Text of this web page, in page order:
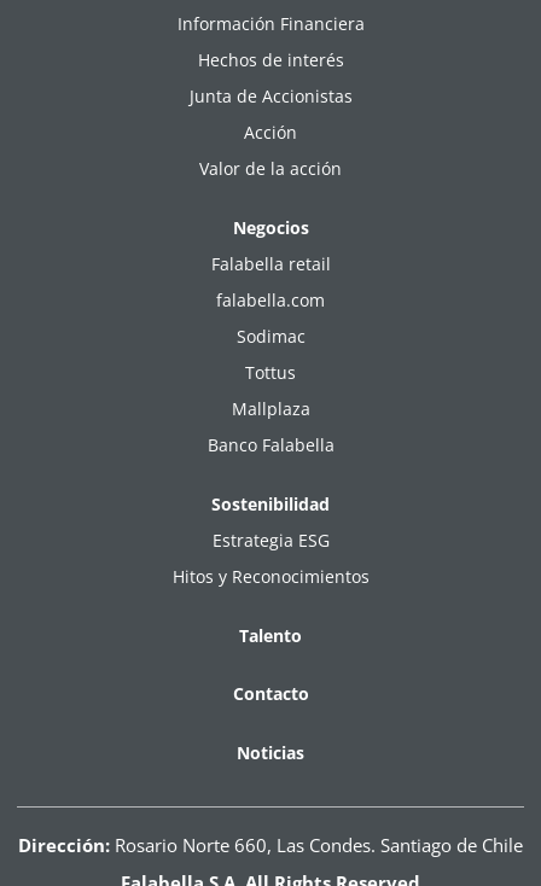
Información Financiera
Hechos de interés
Junta de Accionistas
Acción
Valor de la acción
Negocios
Falabella retail
falabella.com
Sodimac
Tottus
Mallplaza
Banco Falabella
Sostenibilidad
Estrategia ESG
Hitos y Reconocimientos
Talento
Contacto
Noticias
Dirección: Rosario Norte 660, Las Condes. Santiago de Chile